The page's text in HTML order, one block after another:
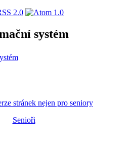
systém
stránek nejen pro seniory